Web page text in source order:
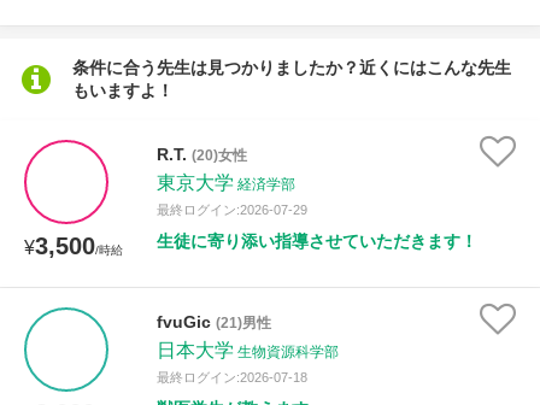
条件に合う先生は見つかりましたか？近くにはこんな先生
もいますよ！
¥3,500/時給
R.T. (20)女性
東京大学 経済学部
最終ログイン:2026-07-29
生徒に寄り添い指導させていただきます！
fvuGic (21)男性
日本大学 生物資源科学部
最終ログイン:2026-07-18
年齢：18-101歳
性別